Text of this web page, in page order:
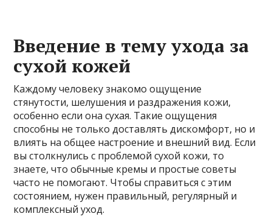
Введение в тему ухода за
сухой кожей
Каждому человеку знакомо ощущение
стянутости, шелушения и раздражения кожи,
особенно если она сухая. Такие ощущения
способны не только доставлять дискомфорт, но и
влиять на общее настроение и внешний вид. Если
вы столкнулись с проблемой сухой кожи, то
знаете, что обычные кремы и простые советы
часто не помогают. Чтобы справиться с этим
состоянием, нужен правильный, регулярный и
комплексный уход.